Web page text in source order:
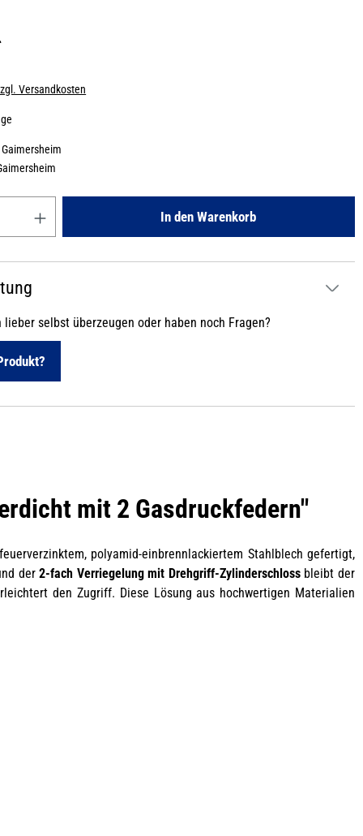
Versandkosten
Gaimersheim
In den Warenkorb
lieber selbst überzeugen oder haben noch Fragen?
mit 2 Gasdruckfedern"
polyamid-einbrennlackiertem Stahlblech gefertigt,
der2-fach Verriegelung mit Drehgriff-Zylinderschlossbleibt der
den Zugriff. Diese Lösung aus hochwertigen Materialien